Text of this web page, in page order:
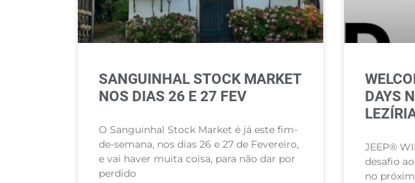
SANGUINHAL STOCK MARKET
NOS DIAS 26 E 27 FEV
O Sanguinhal Stock Market é já este fim-
de-semana, nos dias 26 e 27 de Fevereiro,
e vai haver muita coisa, para não dar por
perdido
DAYS
JEEP®
desafio
no